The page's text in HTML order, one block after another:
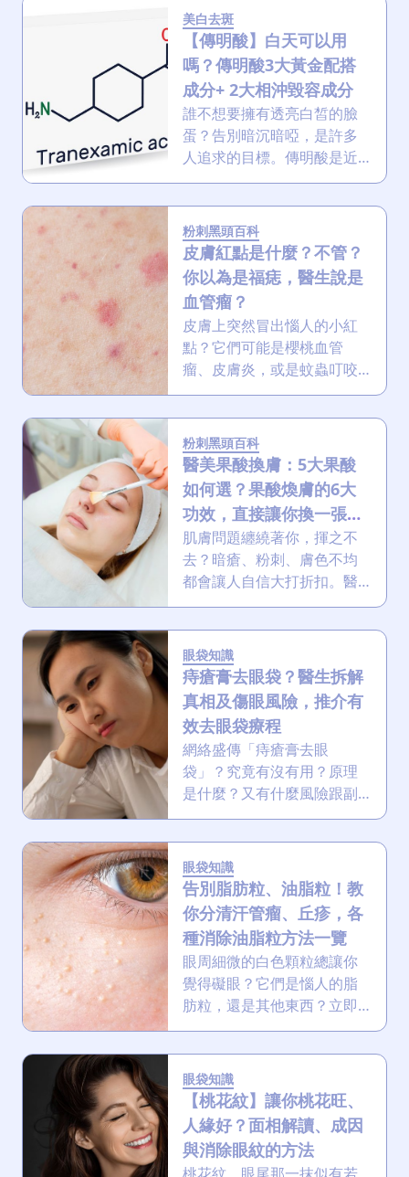
受歡迎！那防曬噴霧可以噴
在頭髮上嗎？噴霧成分要怎
樣選才不致痘？
美白去斑
【傳明酸】白天可以用
嗎？傳明酸3大黃金配搭
成分+ 2大相沖毀容成分
誰不想要擁有透亮白皙的臉
蛋？告別暗沉暗啞，是許多
人追求的目標。傳明酸是近
年來備受矚目的美白成分，
溫和又有效，不易導致爛面
因此廣受歡迎！本文將深入
剖析傳明酸的美白功效、作
用原理，並提供正確的傳明
酸使用指南，助你解鎖亮白
肌膚！
粉刺黑頭百科
皮膚紅點是什麼？不管？
你以為是福痣，醫生說是
血管瘤？
皮膚上突然冒出惱人的小紅
點？它們可能是櫻桃血管
瘤、皮膚炎，或是蚊蟲叮咬
引起的？別擔心！本文將為
您解開皮膚出現紅點的謎
團，讓您對皮膚問題不再一
知半解，及早應對！
粉刺黑頭百科
醫美果酸換膚：5大果酸
如何選？果酸煥膚的6大
功效，直接讓你換一張
臉！
肌膚問題纏繞著你，揮之不
去？暗瘡、粉刺、膚色不均
都會讓人自信大打折扣。醫
美果酸換膚，以其顯著改善
膚質的效果備受矚目！想告
別瑕疵以迎接健康光采？這
篇文章將帶你深入了解醫美
果酸換膚的種類、用法、功
效與步驟，助你做出最明智
的選擇！
眼袋知識
痔瘡膏去眼袋？醫生拆解
真相及傷眼風險，推介有
效去眼袋療程
網絡盛傳「痔瘡膏去眼
袋」？究竟有沒有用？原理
是什麼？又有什麼風險跟副
作用？本文不止揭露痔瘡膏
的真相與風險，並提供更安
全有效的醫美療程方案，助
你擺脫泡泡眼、水腫眼袋、
眼腫及熊貓眼，文末更有獨
家去眼袋療程優惠！
眼袋知識
告別脂肪粒、油脂粒！教
你分清汗管瘤、丘疹，各
種消除油脂粒方法一覽
眼周細微的白色顆粒總讓你
覺得礙眼？它們是惱人的脂
肪粒，還是其他東西？立即
教你分辨脂肪粒、粟丘疹和
汗管瘤，並提供從預防到消
除的全方位攻略，讓你的肌
膚重現平滑光彩，不再被這
些小東西困擾！
眼袋知識
【桃花紋】讓你桃花旺、
人緣好？面相解讀、成因
與消除眼紋的方法